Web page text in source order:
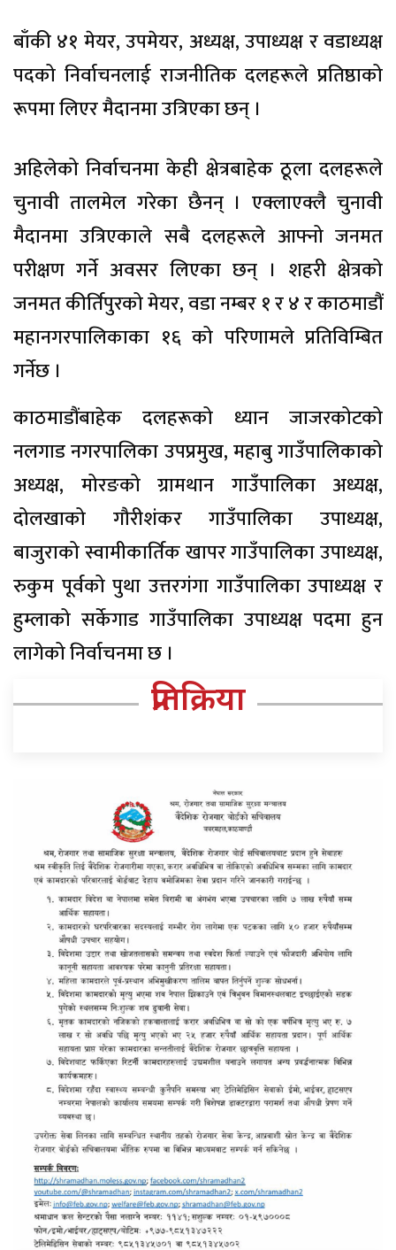
बाँकी ४१ मेयर, उपमेयर, अध्यक्ष, उपाध्यक्ष र वडाध्यक्ष
पदको निर्वाचनलाई राजनीतिक दलहरूले प्रतिष्ठाको
रूपमा लिएर मैदानमा उत्रिएका छन् ।
अहिलेको निर्वाचनमा केही क्षेत्रबाहेक ठूला दलहरूले
चुनावी तालमेल गरेका छैनन् । एक्लाएक्लै चुनावी
मैदानमा उत्रिएकाले सबै दलहरूले आफ्नो जनमत
परीक्षण गर्ने अवसर लिएका छन् । शहरी क्षेत्रको
जनमत कीर्तिपुरको मेयर, वडा नम्बर १ र ४ र काठमाडौं
महानगरपालिकाका १६ को परिणामले प्रतिविम्बित
गर्नेछ ।
काठमाडौंबाहेक दलहरूको ध्यान जाजरकोटको
नलगाड नगरपालिका उपप्रमुख, महाबु गाउँपालिकाको
अध्यक्ष, मोरङको ग्रामथान गाउँपालिका अध्यक्ष,
दोलखाको गौरीशंकर गाउँपालिका उपाध्यक्ष,
बाजुराको स्वामीकार्तिक खापर गाउँपालिका उपाध्यक्ष,
रुकुम पूर्वको पुथा उत्तरगंगा गाउँपालिका उपाध्यक्ष र
हुम्लाको सर्केगाड गाउँपालिका उपाध्यक्ष पदमा हुन
लागेको निर्वाचनमा छ ।
प्रतिक्रिया